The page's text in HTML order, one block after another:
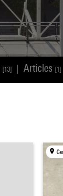
[13] Articles [1]